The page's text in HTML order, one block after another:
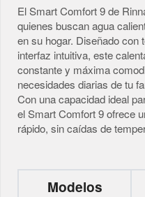
El Smart Comfort 9 de
quienes buscan agua
en su hogar. Diseñado con
interfaz intuitiva, este
constante y máxima
necesidades diarias de tu
Con una capacidad ideal
el Smart Comfort 9 ofrece
rápido, sin caídas de
Modelos